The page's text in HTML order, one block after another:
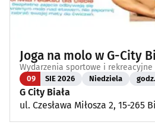
Joga na molo w G-City
Wydarzenia sportowe i rekreacyjne
09 SIE 2026 Niedziela
G City Biała
ul. Czesława Miłosza 2, 15-265